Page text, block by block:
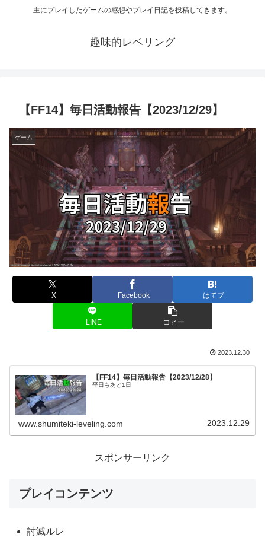
主にプレイしたゲームの感想やプレイ日記を投稿してきます。
趣味的レベリング
【FF14】毎日活動報告【2023/12/29】
ゲーム
X Facebook はてブ
LINE コピー
2023.12.30
【FF14】毎日活動報告【2023/12/28】
平日もあと1日
www.shumiteki-leveling.com 2023.12.29
スポンサーリンク
プレイコンテンツ
討滅ルレ